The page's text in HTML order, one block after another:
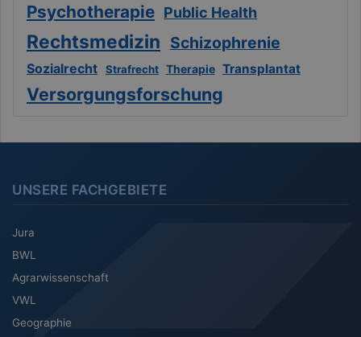
Psychotherapie Public Health
Rechtsmedizin Schizophrenie
Sozialrecht Strafrecht Therapie Transplantat
Versorgungsforschung
UNSERE FACHGEBIETE
Jura
BWL
Agrarwissenschaft
VWL
Geographie